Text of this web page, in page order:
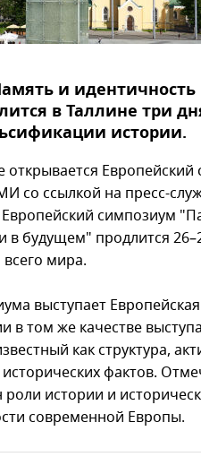
и идентичность
в Таллине три
истории.
открывается
со ссылкой на пресс-
симпозиум
в будущем" продлится
мира.
выступает
в том же качестве
как структура,
фактов.
истории и
современной Европы.